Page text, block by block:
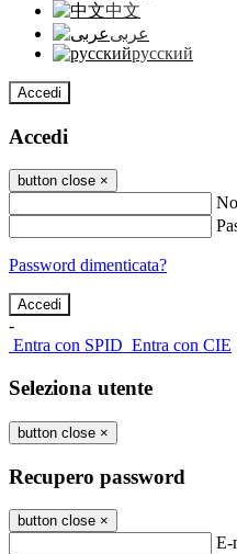
中文
عربى
русский
Accedi
Accedi
button close ×
Password dimenticata?
-
Entra con SPID Entra con CIE
Seleziona utente
button close ×
Recupero password
button close ×
E-